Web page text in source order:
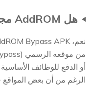
هل AddROM مجاني؟
الرغم من أن بعض